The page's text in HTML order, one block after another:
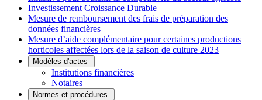
Investissement Croissance Durable
Mesure de remboursement des frais de préparation des
données financières
Mesure d’aide complémentaire pour certaines productions
horticoles affectées lors de la saison de culture 2023
Modèles d'actes
Institutions financières
Notaires
Normes et procédures